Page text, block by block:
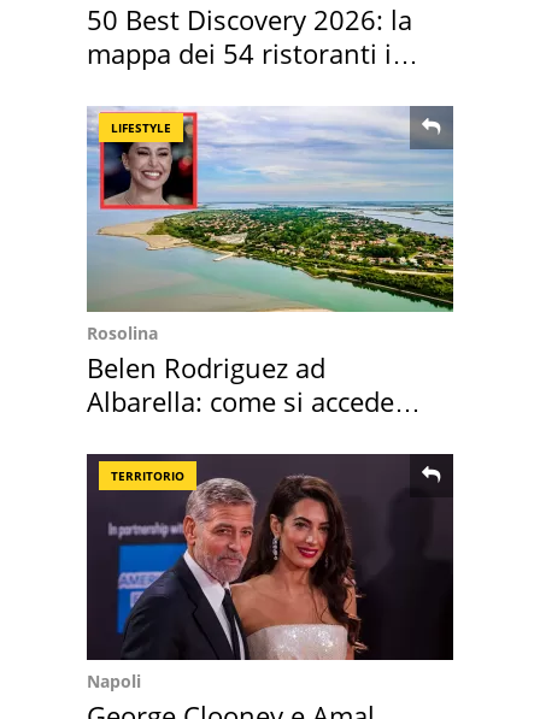
50 Best Discovery 2026: la
mappa dei 54 ristoranti in
LIFESTYLE
Rosolina
Belen Rodriguez ad
Albarella: come si accede
TERRITORIO
Napoli